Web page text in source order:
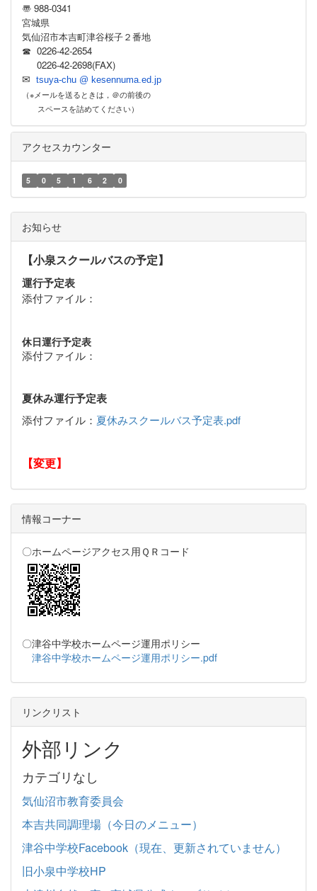
〠 988-0341
宮城県
気仙沼市本吉町津谷桜子２番地
☎ 0226-42-2654
0226-42-2698(FAX)
✉ tsuya-chu @ kesennuma.ed.jp
（※メールを送るときは，＠の前後の
スペースを詰めてください）
アクセスカウンター
5 0 5 1 6 2 0
お知らせ
【小泉スクールバスの予定】
運行予定表
添付ファイル：
休日運行予定表
添付ファイル：
夏休み運行予定表
添付ファイル： 夏休みスクールバス予定表.pdf
【変更】
情報コーナー
〇ホームページアクセス用ＱＲコード
〇津谷中学校ホームページ運用ポリシー
津谷中学校ホームページ運用ポリシー.pdf
リンクリスト
外部リンク
カテゴリなし
気仙沼市教育委員会
本吉共同調理場（今日のメニュー）
津谷中学校Facebook（現在、更新されていません）
旧小泉中学校HP